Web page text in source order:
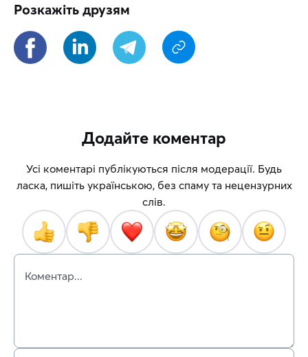
Розкажіть друзям
Додайте коментар
Усі коментарі публікуються після модерації. Будь
ласка, пишіть українською, без спаму та нецензурних
слів.
Коментар...